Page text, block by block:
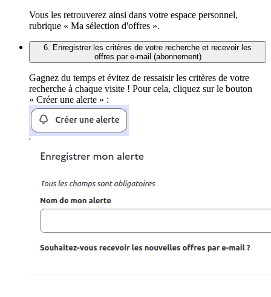
Vous les retrouverez ainsi dans votre espace personnel,
rubrique « Ma sélection d'offres ».
6. Enregistrer les critères de votre recherche et recevoir les
offres par e-mail (abonnement)
Gagnez du temps et évitez de ressaisir les critères de votre
recherche à chaque visite ! Pour cela, cliquez sur le bouton
« Créer une alerte » :